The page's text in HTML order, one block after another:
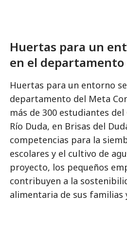
Huertas para un
en el departamento
Huertas para un entorno
departamento del Meta
más de 300 estudiantes
Río Duda, en Brisas del
competencias para la
escolares y el cultivo de
proyecto, los pequeños
contribuyen a la
alimentaria de sus familias